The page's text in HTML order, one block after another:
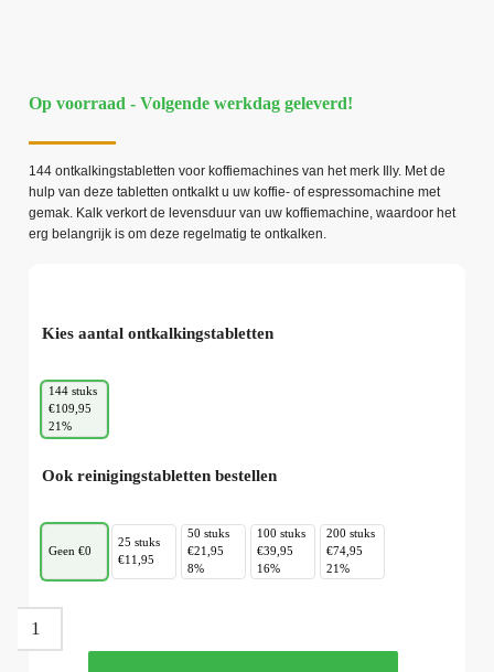
Op voorraad - Volgende werkdag geleverd!
144 ontkalkingstabletten voor koffiemachines van het merk Illy. Met de
hulp van deze tabletten ontkalkt u uw koffie- of espressomachine met
gemak. Kalk verkort de levensduur van uw koffiemachine, waardoor het
erg belangrijk is om deze regelmatig te ontkalken.
Kies aantal ontkalkingstabletten
144 stuks
€109,95
21%
Ook reinigingstabletten bestellen
Geen €0
25 stuks
€11,95
50 stuks
€21,95
8%
100 stuks
€39,95
16%
200 stuks
€74,95
21%